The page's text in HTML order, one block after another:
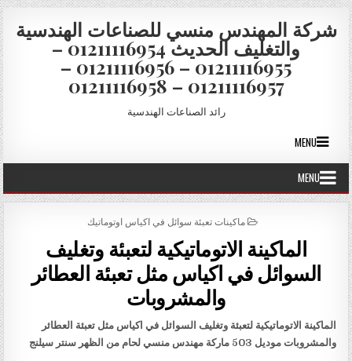
Skip to content
شركة المهندس منسي للصناعات الهندسية
والتغليف الحديث 01211116954 –
01211116955 – 01211116956 –
01211116957 – 01211116958
رائد الصناعات الهندسية
MENU
MENU
POSTED IN
ماكينات تعبئة سوائل في اكياس اوتوماتيك
الماكينة الاتوماتيكية لتعبئة وتغليف
السوائل في اكياس مثل تعبئة العطائر
والمشروبات
الماكينة الاتوماتيكية لتعبئة وتغليف السوائل في اكياس مثل تعبئة العطائر
والمشروبات موديل 503 ماركة مهندس منسي لحام من الظهر سنتر سيلنج